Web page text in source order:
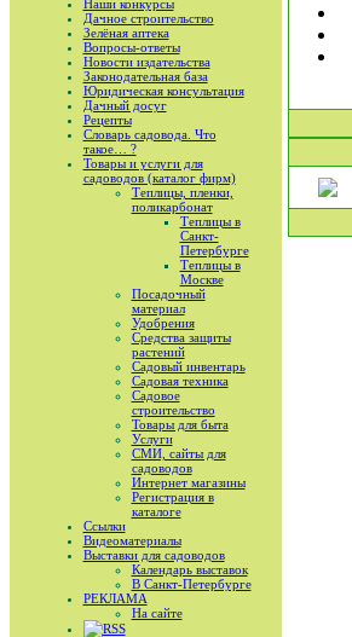
Наши конкурсы
Дачное строительство
Зелёная аптека
Вопросы-ответы
Новости издательства
Законодательная база
Юридическая консультация
Дачный досуг
Рецепты
Словарь садовода. Что
такое… ?
Товары и услуги для
садоводов (каталог фирм)
Теплицы, пленки,
поликарбонат
Теплицы в
Санкт-
Петербурге
Теплицы в
Москве
Посадочный
материал
Удобрения
Средства защиты
растений
Садовый инвентарь
Садовая техника
Садовое
строительство
Товары для быта
Услуги
СМИ, сайты для
садоводов
Интернет магазины
Регистрация в
каталоге
Ссылки
Видеоматериалы
Выставки для садоводов
Календарь выставок
В Санкт-Петербурге
РЕКЛАМА
На сайте
RSS